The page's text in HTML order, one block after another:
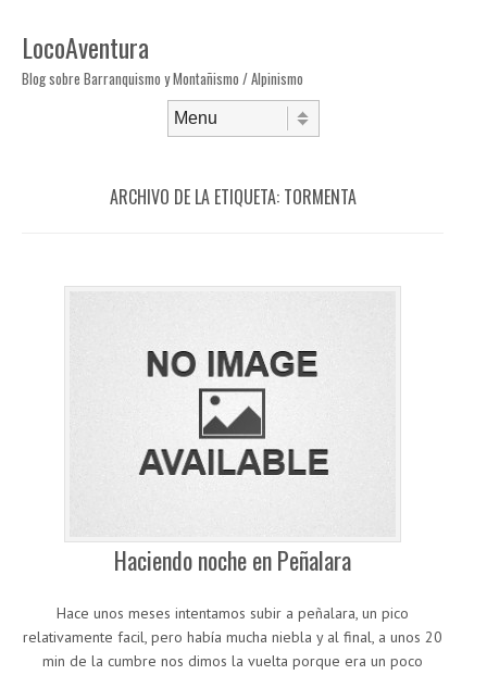
LocoAventura
Blog sobre Barranquismo y Montañismo / Alpinismo
ARCHIVO DE LA ETIQUETA: TORMENTA
Haciendo noche en Peñalara
Hace unos meses intentamos subir a peñalara, un pico
relativamente facil, pero había mucha niebla y al final, a unos 20
min de la cumbre nos dimos la vuelta porque era un poco